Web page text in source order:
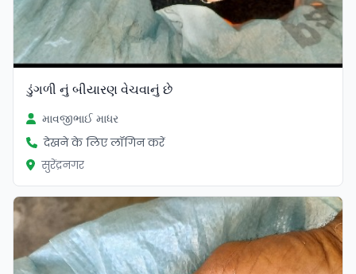
ડુંગળી નું બીયારણ વેચવાનું છે
માવજીભાઈ માધર
देखने के लिए लॉगिन करें
सुरेंद्रनगर